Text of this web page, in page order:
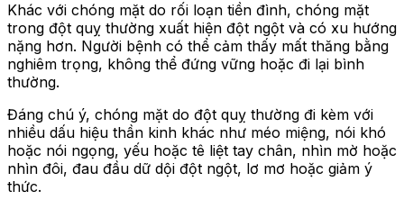
Khác với chóng mặt do rối loạn tiền đình, chóng mặt
trong đột quỵ thường xuất hiện đột ngột và có xu hướng
nặng hơn. Người bệnh có thể cảm thấy mất thăng bằng
nghiêm trọng, không thể đứng vững hoặc đi lại bình
thường.
Đáng chú ý, chóng mặt do đột quỵ thường đi kèm với
nhiều dấu hiệu thần kinh khác như méo miệng, nói khó
hoặc nói ngọng, yếu hoặc tê liệt tay chân, nhìn mờ hoặc
nhìn đôi, đau đầu dữ dội đột ngột, lơ mơ hoặc giảm ý
thức.